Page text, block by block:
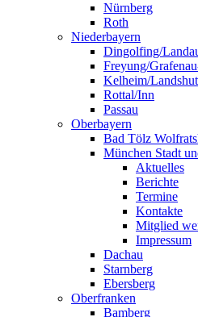
Nürnberg
Roth
Niederbayern
Dingolfing/
Freyung/
Kelheim/
Rottal/Inn
Passau
Oberbayern
Bad Tölz
München Stadt
Aktuelles
Berichte
Termine
Kontakte
Mitglied
Impressum
Dachau
Starnberg
Ebersberg
Oberfranken
Bamberg